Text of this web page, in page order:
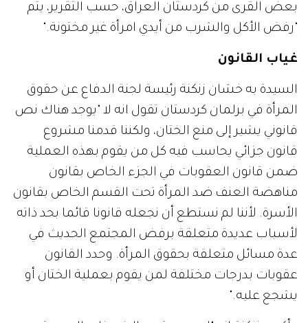
بعض القرى من كردستان العراق، حسب التقرير، يتم
"رفض الأكل والشرب من أيدي امرأة غير مختونة."
غياب القانون
السيدة به خشان زنكنة رئيسة لجنة الدفاع عن حقوق
المرأة في برلمان كردستان تقول انه لا "يوجد هناك نص
قانوني يشير إلى منع الختان، ولكننا قدمنا مشروع
قانون جزائي يحاسب فيه كل من يقوم بهذه العملية
ضمن قانون العقوبات في الجزء الخاص بقانون
مناهضة العنف ضد المرأة تحت القسم الخاص بقانون
الأسرة. لأننا لم نستطع أن نجعله قانونا قائما بحد ذاته
لأسباب عديدة متعلقة برفض المجتمع الحديث في
عدة مسائل متعلقة بحقوق المرأة. وحدد القانون
عقوبات بدرجات مختلفة لمن يقوم بعملية الختان أو
يشجع عليه."